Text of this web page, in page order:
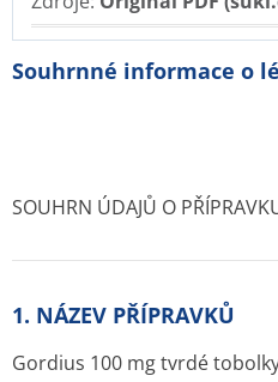
Souhrnné informace o
SOUHRN ÚDAJŮ O
1. NÁZEV PŘÍPRAVKŮ
Gordius 100 mg tvrdé